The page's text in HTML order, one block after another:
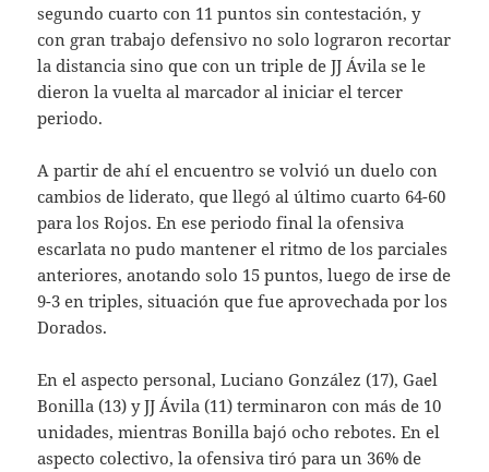
segundo cuarto con 11 puntos sin contestación, y
con gran trabajo defensivo no solo lograron recortar
la distancia sino que con un triple de JJ Ávila se le
dieron la vuelta al marcador al iniciar el tercer
periodo.
A partir de ahí el encuentro se volvió un duelo con
cambios de liderato, que llegó al último cuarto 64-60
para los Rojos. En ese periodo final la ofensiva
escarlata no pudo mantener el ritmo de los parciales
anteriores, anotando solo 15 puntos, luego de irse de
9-3 en triples, situación que fue aprovechada por los
Dorados.
En el aspecto personal, Luciano González (17), Gael
Bonilla (13) y JJ Ávila (11) terminaron con más de 10
unidades, mientras Bonilla bajó ocho rebotes. En el
aspecto colectivo, la ofensiva tiró para un 36% de